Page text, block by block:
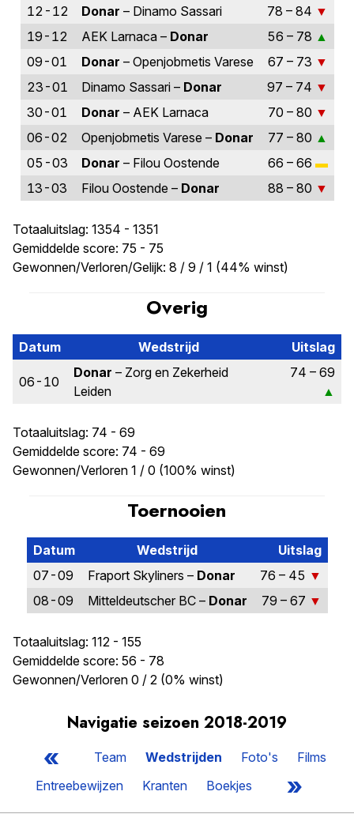
12-12
Donar – Dinamo Sassari
78 – 84
19-12
AEK Larnaca – Donar
56 – 78
09-01
Donar – Openjobmetis Varese
67 – 73
23-01
Dinamo Sassari – Donar
97 – 74
30-01
Donar – AEK Larnaca
70 – 80
06-02
Openjobmetis Varese – Donar
77 – 80
05-03
Donar – Filou Oostende
66 – 66
13-03
Filou Oostende – Donar 88 – 80
Totaaluitslag: 1354 - 1351
Gemiddelde score: 75 - 75
Gewonnen/Verloren/Gelijk: 8 / 9 / 1 (44% winst)
Overig
Datum Wedstrijd Uitslag
06-10
Donar – Zorg en Zekerheid
Leiden
74 – 69
Totaaluitslag: 74 - 69
Gemiddelde score: 74 - 69
Gewonnen/Verloren 1 / 0 (100% winst)
Toernooien
Datum Wedstrijd
Uitslag
07-09
Fraport Skyliners – Donar
76 – 45
08-09
Mitteldeutscher BC – Donar 79 – 67
Totaaluitslag: 112 - 155
Gemiddelde score: 56 - 78
Gewonnen/Verloren 0 / 2 (0% winst)
Navigatie seizoen 2018-2019
« Team Wedstrijden Foto's
Films
Entreebewijzen
Kranten Boekjes »